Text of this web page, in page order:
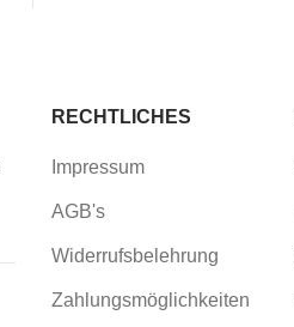
RECHTLICHES
Impressum
AGB's
Widerrufsbelehrung
Zahlungsmöglichkeiten